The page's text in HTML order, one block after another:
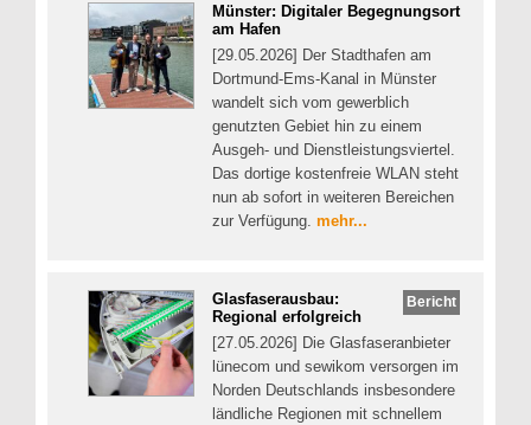
Münster: Digitaler Begegnungsort
am Hafen
[29.05.2026] Der Stadthafen am
Dortmund-Ems-Kanal in Münster
wandelt sich vom gewerblich
genutzten Gebiet hin zu einem
Ausgeh- und Dienstleistungsviertel.
Das dortige kostenfreie WLAN steht
nun ab sofort in weiteren Bereichen
zur Verfügung. mehr...
Bericht
Glasfaserausbau:
Regional erfolgreich
[27.05.2026] Die Glasfaseranbieter
lünecom und sewikom versorgen im
Norden Deutschlands insbesondere
ländliche Regionen mit schnellem